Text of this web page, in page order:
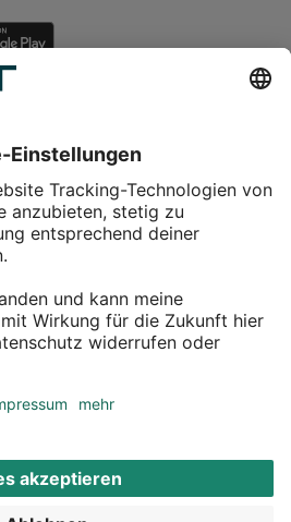
Aktionsbedingungen